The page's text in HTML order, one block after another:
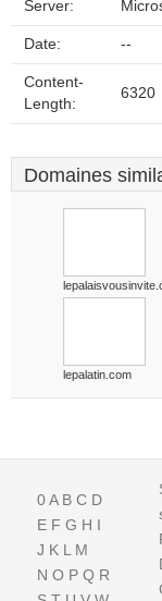
Server:
Date: --
Content-
Length:
6320
Domaines
lepalatin.com
0A B C D
E F G H I
J K L M
N O P Q R